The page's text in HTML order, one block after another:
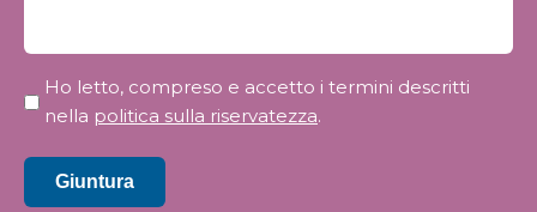
Riservatezza*
Ho letto, compreso e accetto i termini descritti
nella politica sulla riservatezza.
Giuntura